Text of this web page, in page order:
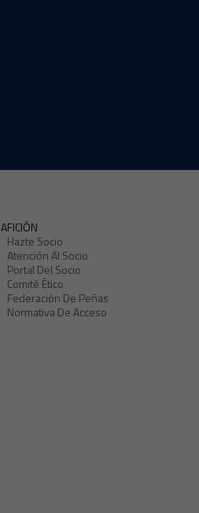
AFICIÓN
Hazte Socio
Atención Al Socio
Portal Del Socio
Comité Ético
Federación De Peñas
Normativa De Acceso